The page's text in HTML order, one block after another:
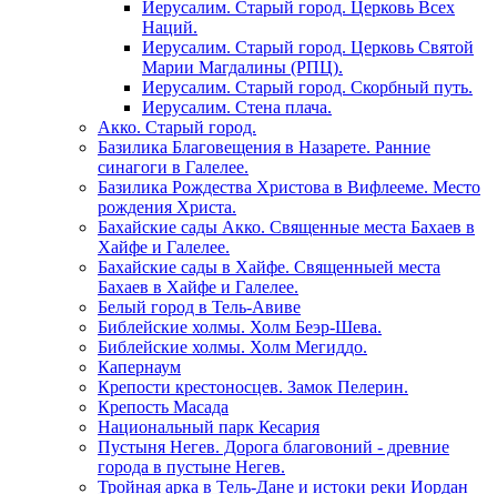
Иерусалим. Старый город. Церковь Всех
Наций.
Иерусалим. Старый город. Церковь Святой
Марии Магдалины (РПЦ).
Иерусалим. Старый город. Скорбный путь.
Иерусалим. Стена плача.
Акко. Старый город.
Базилика Благовещения в Назарете. Ранние
синагоги в Галелее.
Базилика Рождества Христова в Вифлееме. Место
рождения Христа.
Бахайские сады Акко. Священные места Бахаев в
Хайфе и Галелее.
Бахайские сады в Хайфе. Священныей места
Бахаев в Хайфе и Галелее.
Белый город в Тель-Авиве
Библейские холмы. Холм Беэр-Шева.
Библейские холмы. Холм Мегиддо.
Капернаум
Крепости крестоносцев. Замок Пелерин.
Крепость Масада
Национальный парк Кесария
Пустыня Негев. Дорога благовоний - древние
города в пустыне Негев.
Тройная арка в Тель-Дане и истоки реки Иордан